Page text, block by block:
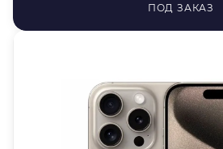
ПОД ЗАКАЗ